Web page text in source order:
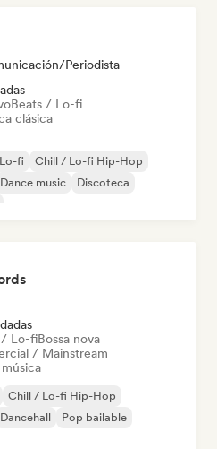
Periodista
Beats / Lo-fi
clásica
fi
Chill / Lo-fi Hip-Hop
Dance music
Discoteca
/ Lo-fiBossa nova
/ Mainstream
Chill / Lo-fi Hip-Hop
Dancehall
Pop bailable